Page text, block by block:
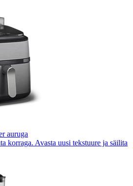
auruga
korraga. Avasta uusi tekstuure ja säilita